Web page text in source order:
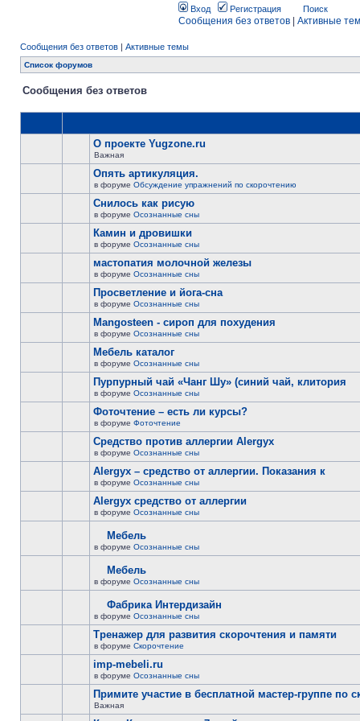
Вход Регистрация Поиск
Сообщения без ответов Активные
Сообщения без ответов | Активные темы
Список форумов
Сообщения без ответов
О проекте Yugzone.ru
Важная
Опять артикуляция.
в форуме Обсуждение упражнений по скорочтению
Снилось как рисую
в форуме Осознанные сны
Камин и дровишки
в форуме Осознанные сны
мастопатия молочной железы
в форуме Осознанные сны
Просветление и йога-сна
в форуме Осознанные сны
Mangosteen - сироп для похудения
в форуме Осознанные сны
Мебель каталог
в форуме Осознанные сны
Пурпурный чай «Чанг Шу» (синий чай, клитория
в форуме Осознанные сны
Фоточтение – есть ли курсы?
в форуме Фоточтение
Cредство против аллергии Alergyx
в форуме Осознанные сны
Alergyx – средство от аллергии. Показания к
в форуме Осознанные сны
Alergyx средство от аллергии
в форуме Осознанные сны
Мебель
в форуме Осознанные сны
Мебель
в форуме Осознанные сны
Фабрика Интердизайн
в форуме Осознанные сны
Тренажер для развития скорочтения и памяти
в форуме Скорочтение
imp-mebeli.ru
в форуме Осознанные сны
Примите участие в бесплатной мастер-группе по
Важная